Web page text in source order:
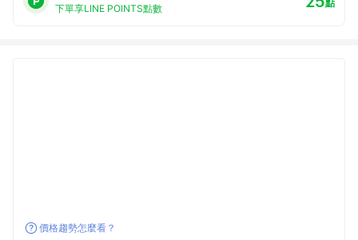
下單享LINE POINTS點數
價格趨勢怎麼看？